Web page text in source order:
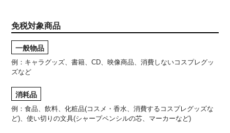
免税対象商品
一般物品
例：キャラグッズ、書籍、CD、映像商品、消費しないコスプレグッ
ズなど
消耗品
例：食品、飲料、化粧品(コスメ・香水、消費するコスプレグッズな
ど)、使い切りの文具(シャープペンシルの芯、マーカーなど)